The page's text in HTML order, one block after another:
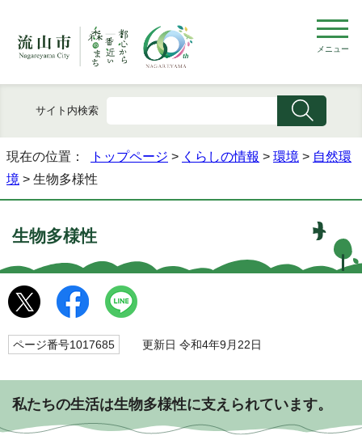
メニュー
サイト内検索
現在の位置： トップページ > くらしの情報 > 環境 > 自然環
境 > 生物多様性
生物多様性
ページ番号1017685 更新日 令和4年9月22日
私たちの生活は生物多様性に支えられています。